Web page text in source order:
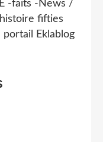
-faits -News /
fifties
portail Eklablog